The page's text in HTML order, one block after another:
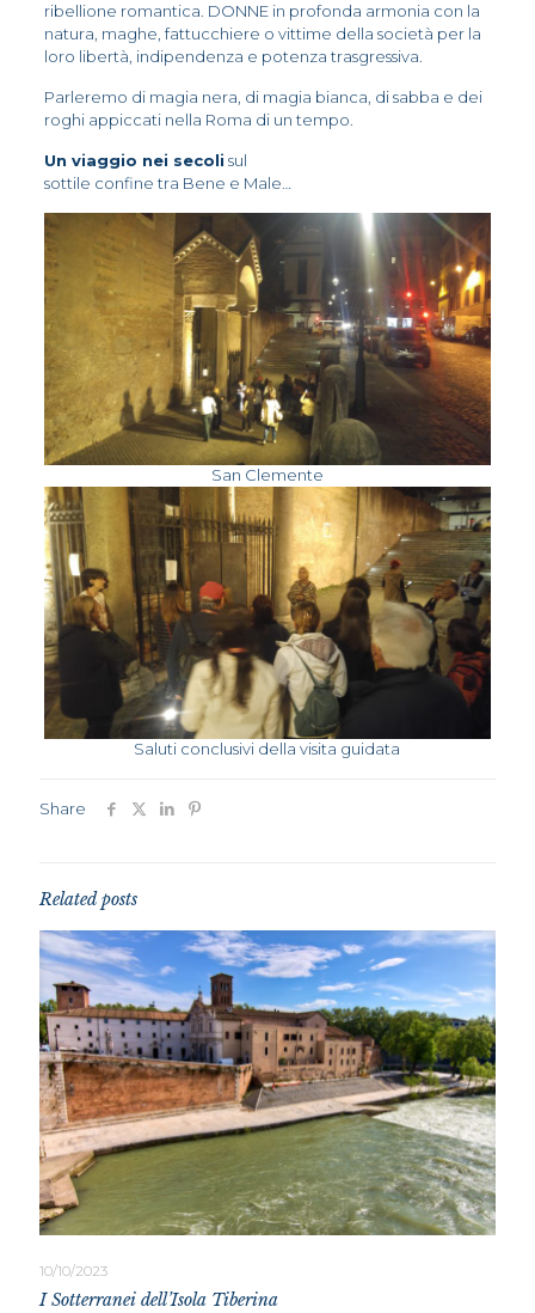
ribellione romantica. DONNE in profonda armonia con la
natura, maghe, fattucchiere o vittime della società per la
loro libertà, indipendenza e potenza trasgressiva.
Parleremo di magia nera, di magia bianca, di sabba e dei
roghi appiccati nella Roma di un tempo.
Un viaggio nei secoli sul
sottile confine tra Bene e Male…
San Clemente
Saluti conclusivi della visita guidata
Share
Related posts
10/10/2023
I Sotterranei dell’Isola Tiberina